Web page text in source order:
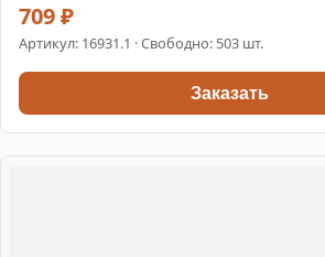
709 ₽
Артикул: 16931.1 · Свободно: 503 шт.
Заказать